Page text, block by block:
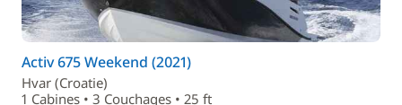
Activ 675 Weekend (2021)
Hvar (Croatie)
1 Cabines • 3 Couchages • 25 ft